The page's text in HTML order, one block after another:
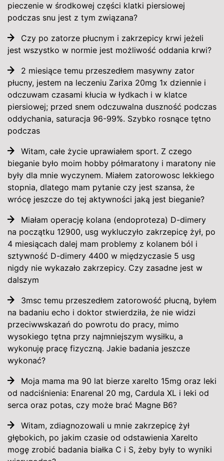
pieczenie w środkowej części klatki piersiowej
podczas snu jest z tym związana?
Czy po zatorze płucnym i zakrzepicy krwi jeżeli
jest wszystko w normie jest możliwość oddania krwi?
2 miesiące temu przeszedłem masywny zator
płucny, jestem na leczeniu Zarixa 20mg 1x dziennie i
odczuwam czasami kłucia w łydkach i w klatce
piersiowej; przed snem odczuwalna duszność podczas
oddychania, saturacja 96-99%. Szybko rosnące tętno
podczas
Witam, całe życie uprawiałem sport. Z czego
bieganie było moim hobby półmaratony i maratony nie
były dla mnie wyczynem. Miałem zatorowosc lekkiego
stopnia, dlatego mam pytanie czy jest szansa, że
wrócę jeszcze do tej aktywności jaką jest bieganie?
Miałam operację kolana (endoproteza) D-dimery
na początku 12900, usg wykluczyło zakrzepicę żył, po
4 miesiącach dalej mam problemy z kolanem ból i
sztywność D-dimery 4400 w międzyczasie 5 usg
nigdy nie wykazało zakrzepicy. Czy zasadne jest w
dalszym
3msc temu przeszedłem zatorowość płucną, byłem
na badaniu echo i doktor stwierdziła, że nie widzi
przeciwwskazań do powrotu do pracy, mimo
wysokiego tętna przy najmniejszym wysiłku, a
wykonuję pracę fizyczną. Jakie badania jeszcze
wykonać?
Moja mama ma 90 lat bierze xarelto 15mg oraz leki
od nadciśnienia: Enarenal 20 mg, Cardula XL i leki od
serca oraz potas, czy może brać Magne B6?
Witam, zdiagnozowali u mnie zakrzepicę żył
głębokich, po jakim czasie od odstawienia Xarelto
mogę zrobić badania białka C i S, żeby były to wyniki